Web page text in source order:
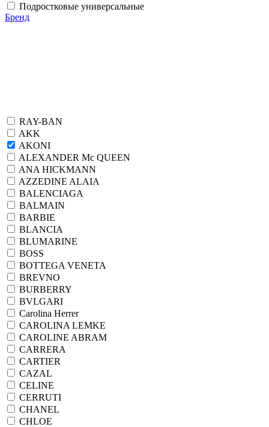
Подростковые универсальные
Бренд
RAY-BAN
AKK
AKONI
ALEXANDER Mc QUEEN
ANA HICKMANN
AZZEDINE ALAIA
BALENCIAGA
BALMAIN
BARBIE
BLANCIA
BLUMARINE
BOSS
BOTTEGA VENETA
BREVNO
BURBERRY
BVLGARI
Carolina Herrer
CAROLINA LEMKE
CAROLINE ABRAM
CARRERA
CARTIER
CAZAL
CELINE
CERRUTI
CHANEL
CHLOE